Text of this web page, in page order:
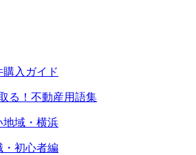
入ガイド
る！不動産用語集
地域・横浜
・初心者編